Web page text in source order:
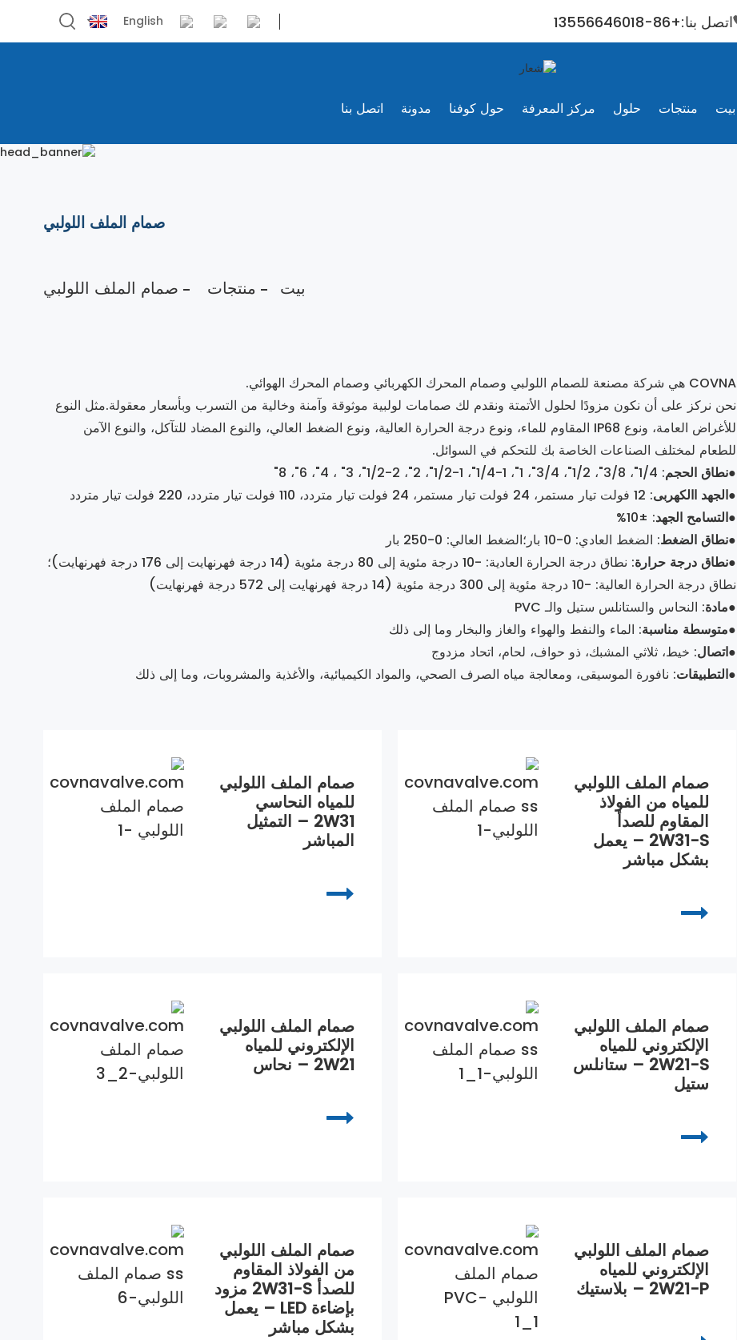
اتصل بنا:+86-13556646018 English
بيت منتجات حلول مركز المعرفة حول كوفنا مدونة اتصل بنا
صمام الملف اللولبي
بيت منتجات صمام الملف اللولبي
COVNA هي شركة مصنعة للصمام اللولبي وصمام المحرك الكهربائي وصمام المحرك الهوائي.
نحن نركز على أن نكون مزودًا لحلول الأتمتة ونقدم لك صمامات لولبية موثوقة وآمنة وخالية من التسرب وبأسعار معقولة.مثل النوع
للأغراض العامة، ونوع IP68 المقاوم للماء، ونوع درجة الحرارة العالية، ونوع الضغط العالي، والنوع المضاد للتآكل، والنوع الآمن
للطعام لمختلف الصناعات الخاصة بك للتحكم في السوائل.
●نطاق الحجم: 1/4"، 3/8"، 1/2"، 3/4"، 1"، 1-1/4"، 1-1/2"، 2"، 2-1/2"، 3" ، 4"، 6"، 8"
●الجهد االكهربى: 12 فولت تيار مستمر، 24 فولت تيار مستمر، 24 فولت تيار متردد، 110 فولت تيار متردد، 220 فولت تيار متردد
●التسامح الجهد: ±10%
●نطاق الضغط: الضغط العادي: 0-10 بار؛الضغط العالي: 0-250 بار
●نطاق درجة حرارة
: نطاق درجة الحرارة العادية: -10 درجة مئوية إلى 80 درجة مئوية (14 درجة فهرنهايت إلى 176 درجة فهرنهايت)؛
نطاق درجة الحرارة العالية: -10 درجة مئوية إلى 300 درجة مئوية (14 درجة فهرنهايت إلى 572 درجة فهرنهايت)
●مادة: النحاس والستانلس ستيل والـ PVC
●متوسطة مناسبة: الماء والنفط والهواء والغاز والبخار وما إلى ذلك
●اتصال: خيط، ثلاثي المشبك، ذو حواف، لحام، اتحاد مزدوج
●التطبيقات: نافورة الموسيقى، ومعالجة مياه الصرف الصحي، والمواد الكيميائية، والأغذية والمشروبات، وما إلى ذلك
صمام الملف اللولبي
للمياه من الفولاذ
المقاوم للصدأ
2W31-S – يعمل
بشكل مباشر
صمام الملف اللولبي
للمياه النحاسي
2W31 – التمثيل
المباشر
صمام الملف اللولبي
الإلكتروني للمياه
2W21-S – ستانلس
ستيل
صمام الملف اللولبي
الإلكتروني للمياه
2W21 – نحاس
صمام الملف اللولبي
الإلكتروني للمياه
2W21-P – بلاستيك
صمام الملف اللولبي
من الفولاذ المقاوم
للصدأ 2W31-S مزود
بإضاءة LED – يعمل
بشكل مباشر